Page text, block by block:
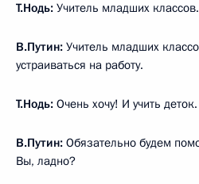
Т.Нодь: Учитель младших классов.
В.Путин: Учитель младших
устраиваться на работу.
Т.Нодь: Очень хочу! И учить деток.
В.Путин: Обязательно будем
Вы, ладно?